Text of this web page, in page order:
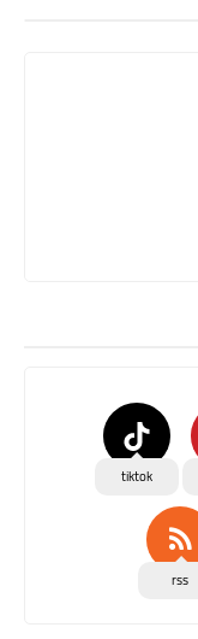
tiktok
rss